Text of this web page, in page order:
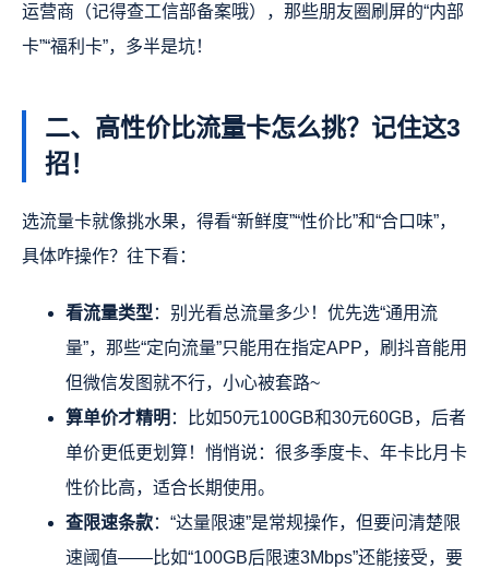
运营商（记得查工信部备案哦），那些朋友圈刷屏的“内部
卡”“福利卡”，多半是坑！
二、高性价比流量卡怎么挑？记住这3
招！
选流量卡就像挑水果，得看“新鲜度”“性价比”和“合口味”，
具体咋操作？往下看：
看流量类型 ：别光看总流量多少！优先选“通用流
量”，那些“定向流量”只能用在指定APP，刷抖音能用
但微信发图就不行，小心被套路~
算单价才精明 ：比如50元100GB和30元60GB，后者
单价更低更划算！悄悄说：很多季度卡、年卡比月卡
性价比高，适合长期使用。
查限速条款：“达量限速”是常规操作，但要问清楚限
速阈值——比如“100GB后限速3Mbps”还能接受，要